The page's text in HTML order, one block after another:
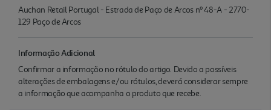
Auchan Retail Portugal - Estrada de Paço de Arcos nº 48-A - 2770-
129 Paço de Arcos
Informação Adicional
Confirmar a informação no rótulo do artigo. Devido a possíveis
alterações de embalagens e/ou rótulos, deverá considerar sempre
a informação que acompanha o produto que recebe.